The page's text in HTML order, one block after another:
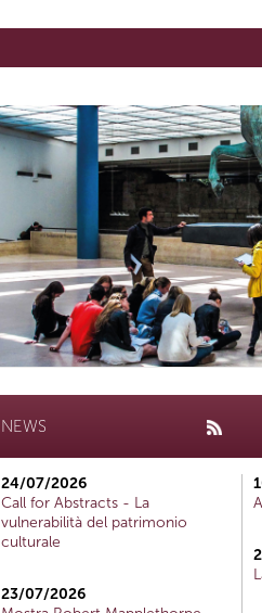
NEWS
24/07/2026
Call for Abstracts - La
vulnerabilità del patrimonio
culturale
23/07/2026